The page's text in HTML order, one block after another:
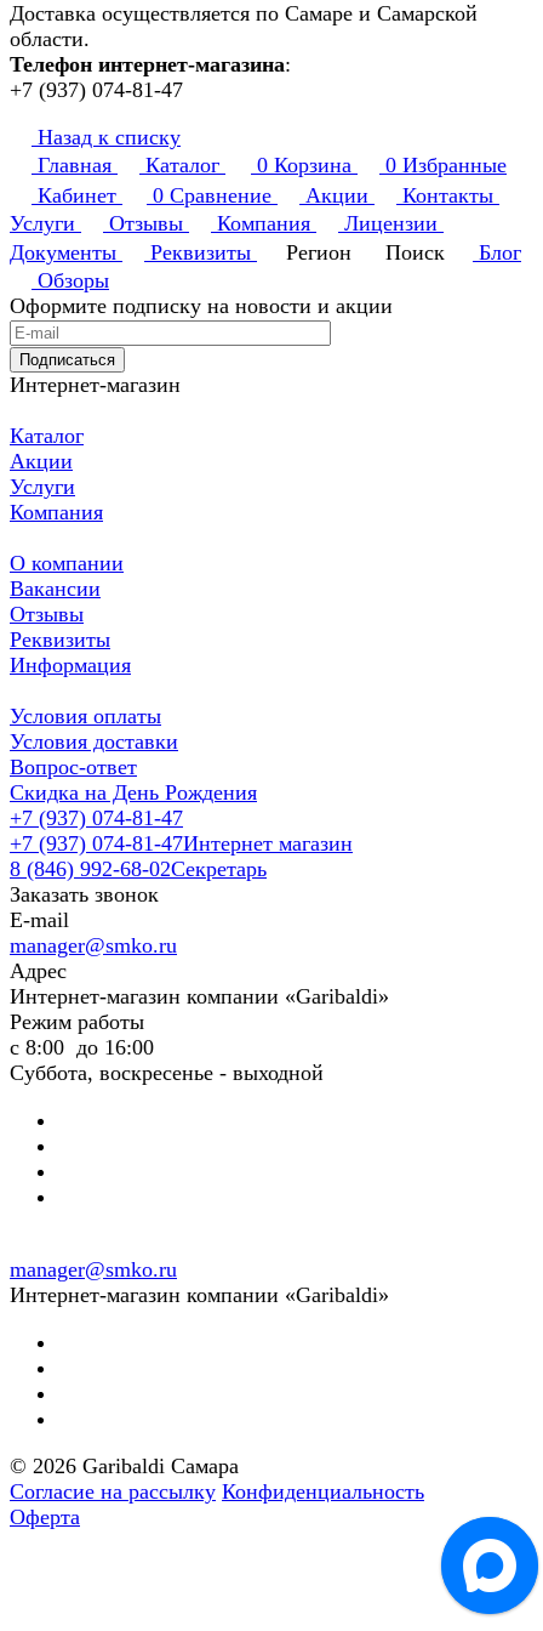
Доставка осуществляется по Самаре и Самарской
области.
Телефон интернет-магазина:
+7 (937) 074-81-47
Назад к списку
Главная
Каталог 0 Корзина 0 Избранные
Кабинет
0 Сравнение Акции
Контакты
Услуги
Отзывы Компания
Лицензии
Документы
Реквизиты Регион Поиск
Блог
Обзоры
Оформите подписку на новости и акции
Подписаться
Интернет-магазин
Каталог
Акции
Услуги
Компания
О компании
Вакансии
Отзывы
Реквизиты
Информация
Условия оплаты
Условия доставки
Вопрос-ответ
Скидка на День Рождения
+7 (937) 074-81-47
+7 (937) 074-81-47Интернет магазин
8 (846) 992-68-02Секретарь
Заказать звонок
E-mail
manager@smko.ru
Адрес
Интернет-магазин компании «Garibaldi»
Режим работы
с 8:00 до 16:00
Суббота, воскресенье - выходной
manager@smko.ru
Интернет-магазин компании «Garibaldi»
© 2026 Garibaldi Самара
Согласие на рассылку Конфиденциальность
Оферта